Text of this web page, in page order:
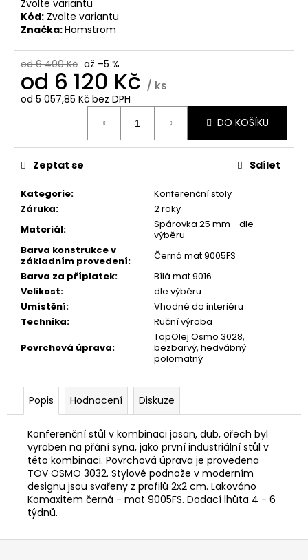
Zvolte variantu
Kód: Zvolte variantu
Značka:Homstrom
od 6 400 Kč až –5 %
od 6 120 Kč / ks
od 5 057,85 Kč bez DPH
DO KOŠÍKU
Kategorie:
Konferenční stoly
Záruka:
2 roky
Materiál:
Spárovka 25 mm - dle
výběru
Barva konstrukce v
základním provedení:
Černá mat 9005FS
Barva za příplatek:
Bílá mat 9016
Velikost:
dle výběru
Umístění:
Vhodné do interiéru
Technika:
Ruční výroba
Povrchová úprava:
TopOlej Osmo 3028,
bezbarvý, hedvábný
polomatný
Zeptat se Sdílet
Popis Hodnocení Diskuze
Konferenční stůl v kombinaci jasan, dub, ořech byl
vyroben na přání syna, jako první industriální stůl v
této kombinaci. Povrchová úprava je provedena
TOV OSMO 3032. Stylové podnože v moderním
designu jsou svařeny z profilů 2x2 cm. Lakováno
Komaxitem černá - mat 9005FS. Dodací lhůta 4 - 6
týdnů.
u
e
m
e
MYSTERY
(MANGO)
300
Kč
Kč
Z